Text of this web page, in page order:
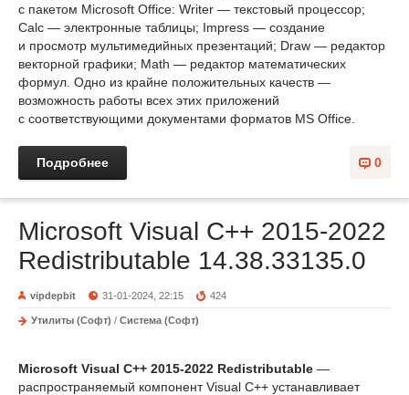
с пакетом Microsoft Office: Writer — текстовый процессор;
Calc — электронные таблицы; Impress — создание
и просмотр мультимедийных презентаций; Draw — редактор
векторной графики; Math — редактор математических
формул. Одно из крайне положительных качеств —
возможность работы всех этих приложений
с соответствующими документами форматов MS Office.
0
Подробнее
Microsoft Visual C++ 2015-2022
Redistributable 14.38.33135.0
vipdepbit 31-01-2024, 22:15 424
Утилиты (Софт) / Система (Софт)
Microsoft Visual C++ 2015-2022 Redistributable —
распространяемый компонент Visual C++ устанавливает